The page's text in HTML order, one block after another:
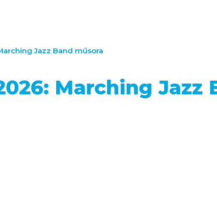
Jazz Band műsora
Marching Jazz